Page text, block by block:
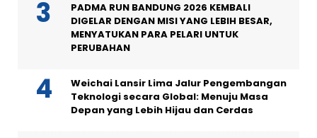
PADMA RUN BANDUNG 2026 KEMBALI
DIGELAR DENGAN MISI YANG LEBIH BESAR,
MENYATUKAN PARA PELARI UNTUK
PERUBAHAN
Weichai Lansir Lima Jalur Pengembangan
Teknologi secara Global: Menuju Masa
Depan yang Lebih Hijau dan Cerdas